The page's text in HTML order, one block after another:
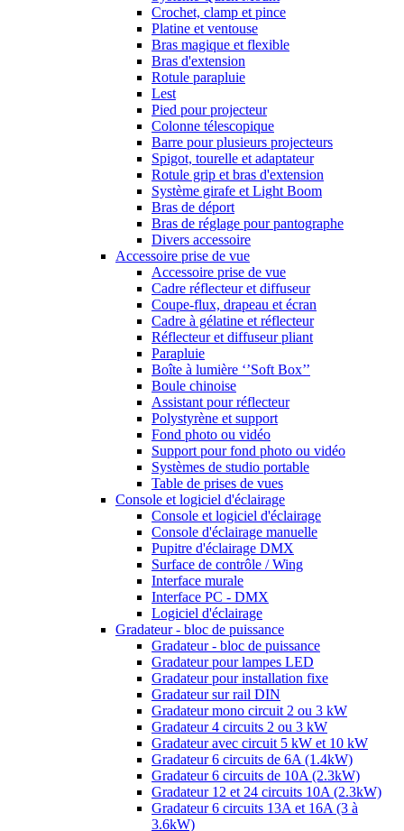
Crochet, clamp et pince
Platine et ventouse
Bras magique et flexible
Bras d'extension
Rotule parapluie
Lest
Pied pour projecteur
Colonne télescopique
Barre pour plusieurs projecteurs
Spigot, tourelle et adaptateur
Rotule grip et bras d'extension
Système girafe et Light Boom
Bras de déport
Bras de réglage pour pantographe
Divers accessoire
Accessoire prise de vue
Accessoire prise de vue
Cadre réflecteur et diffuseur
Coupe-flux, drapeau et écran
Cadre à gélatine et réflecteur
Réflecteur et diffuseur pliant
Parapluie
Boîte à lumière ‘’Soft Box’’
Boule chinoise
Assistant pour réflecteur
Polystyrène et support
Fond photo ou vidéo
Support pour fond photo ou vidéo
Systèmes de studio portable
Table de prises de vues
Console et logiciel d'éclairage
Console et logiciel d'éclairage
Console d'éclairage manuelle
Pupitre d'éclairage DMX
Surface de contrôle / Wing
Interface murale
Interface PC - DMX
Logiciel d'éclairage
Gradateur - bloc de puissance
Gradateur - bloc de puissance
Gradateur pour lampes LED
Gradateur pour installation fixe
Gradateur sur rail DIN
Gradateur mono circuit 2 ou 3 kW
Gradateur 4 circuits 2 ou 3 kW
Gradateur avec circuit 5 kW et 10 kW
Gradateur 6 circuits de 6A (1.4kW)
Gradateur 6 circuits de 10A (2.3kW)
Gradateur 12 et 24 circuits 10A (2.3kW)
Gradateur 6 circuits 13A et 16A (3 à
3.6kW)